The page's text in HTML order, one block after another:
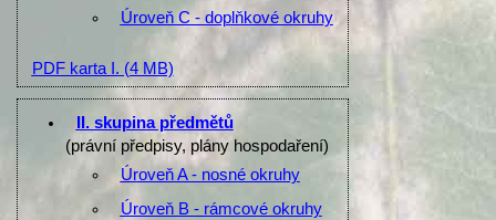
Úroveň C - doplňkové okruhy
PDF karta I. (4 MB)
II. skupina předmětů
(právní předpisy, plány hospodaření)
Úroveň A - nosné okruhy
Úroveň B - rámcové okruhy